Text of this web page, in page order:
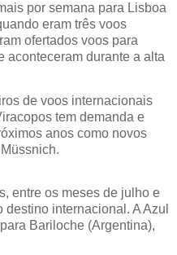
por semana para Lisboa
eram três voos
ofertados voos para
aconteceram durante a alta
de voos internacionais
tem demanda e
anos como novos
entre os meses de julho e
internacional. A Azul
Bariloche (Argentina),